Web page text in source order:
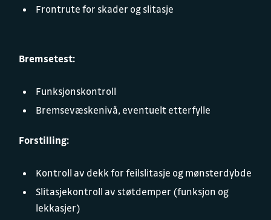
Frontrute for skader og slitasje
Bremsetest:
Funksjonskontroll
Bremsevæskenivå, eventuelt etterfylle
Forstilling:
Kontroll av dekk for feilslitasje og mønsterdybde
Slitasjekontroll av støtdemper (funksjon og
lekkasjer)